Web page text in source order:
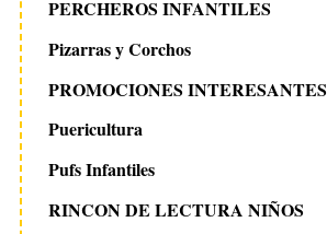
PERCHEROS INFANTILES
Pizarras y Corchos
PROMOCIONES INTERESANTES
Puericultura
Pufs Infantiles
RINCON DE LECTURA NIÑOS